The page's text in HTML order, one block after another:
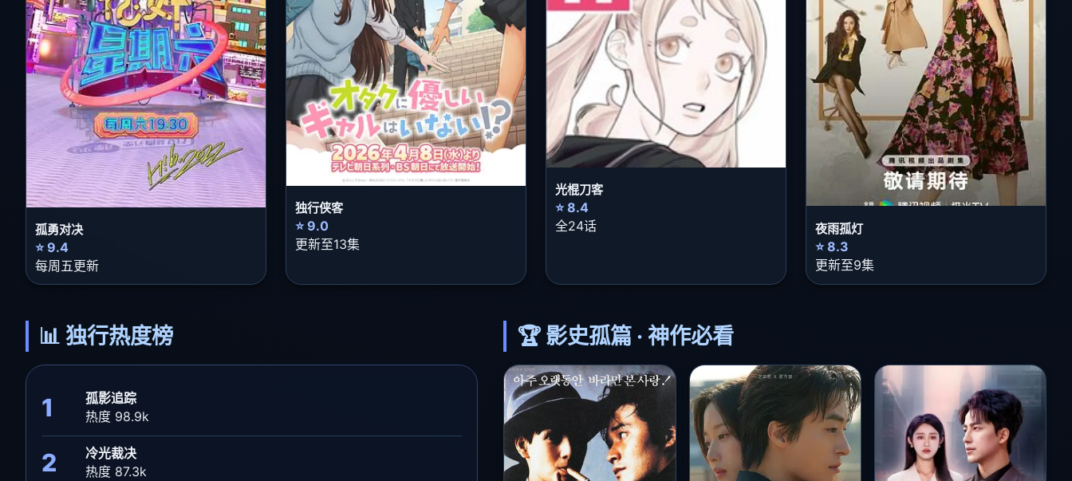
孤勇对决
⭐ 9.4
每周五更新
独行侠客
⭐ 9.0
更新至13集
光棍刀客
⭐ 8.4
全24话
夜雨孤灯
⭐ 8.3
更新至9集
📊 独行热度榜
1
孤影追踪
热度 98.9k
2
冷光裁决
热度 87.3k
🏆 影史孤篇 · 神作必看